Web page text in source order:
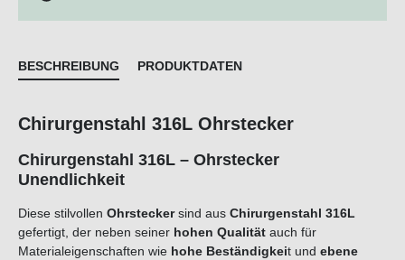
BESCHREIBUNG PRODUKTDATEN
Chirurgenstahl 316L Ohrstecker
Chirurgenstahl 316L – Ohrstecker
Unendlichkeit
Diese stilvollen Ohrsteckersind aus Chirurgenstahl 316L
gefertigt, der neben seiner hohen Qualität auch für
Materialeigenschaften wie hohe Beständigkeit und ebene